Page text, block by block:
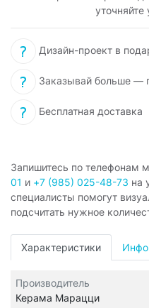
Дизайн-проект в
Заказывай больше —
Бесплатная доставка
Запишитесь по телефонам
01 и +7 (985) 025-48-73 на
специалисты помогут
подсчитать нужное
Характеристики
Производитель
Керама Марацци